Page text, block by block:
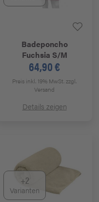
Badeponcho
Fuchsia S/M
64,90 €
Preis inkl. 19% MwSt.zzgl.
Versand
Details zeigen
+2
Varianten